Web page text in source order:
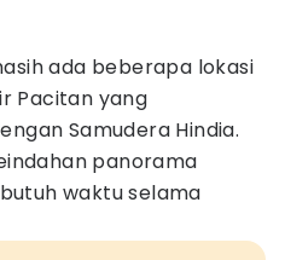
ada beberapa lokasi
Pacitan yang
Samudera Hindia.
panorama
waktu selama